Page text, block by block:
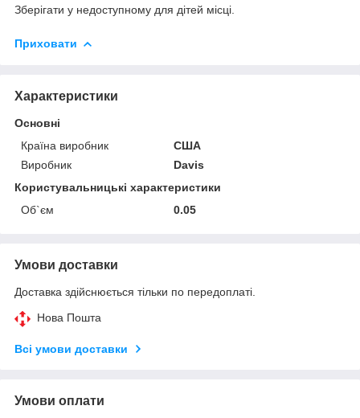
Зберігати у недоступному для дітей місці.
Приховати
Характеристики
Основні
Країна виробник
США
Виробник
Davis
Користувальницькі характеристики
Об`єм
0.05
Умови доставки
Доставка здійснюється тільки по передоплаті.
Нова Пошта
Всі умови доставки
Умови оплати